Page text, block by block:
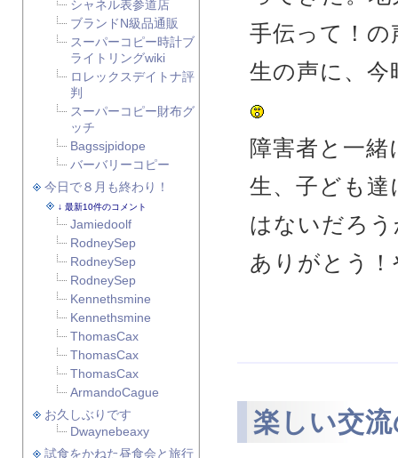
手伝って！
生の声に、
障害者と一
生、子ども
はないだろ
ありがとう
楽しい交
シャネル表参道店
ブランドN級品通販
スーパーコピー時計ブ
ライトリングwiki
ロレックスデイトナ評
判
スーパーコピー財布グ
ッチ
Bagssjpidope
バーバリーコピー
今日で８月も終わり！
最新10件のコメント
Jamiedoolf
RodneySep
RodneySep
RodneySep
Kennethsmine
Kennethsmine
ThomasCax
ThomasCax
ThomasCax
ArmandoCague
お久しぶりです
Dwaynebeaxy
試食をかねた昼食会と旅行